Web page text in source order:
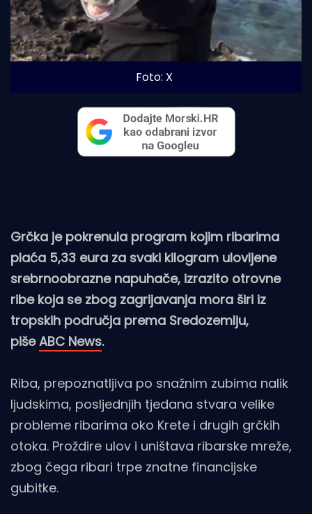
Foto: X
Grčka je pokrenula program kojim ribarima
plaća 5,33 eura za svaki kilogram ulovljene
srebrnoobrazne napuhače, izrazito otrovne
ribe koja se zbog zagrijavanja mora širi iz
tropskih područja prema Sredozemlju,
pišeABC News.
Riba, prepoznatljiva po snažnim zubima nalik
ljudskima, posljednjih tjedana stvara velike
probleme ribarima oko Krete i drugih grčkih
otoka. Proždire ulov i uništava ribarske mreže,
zbog čega ribari trpe znatne financijske
gubitke.